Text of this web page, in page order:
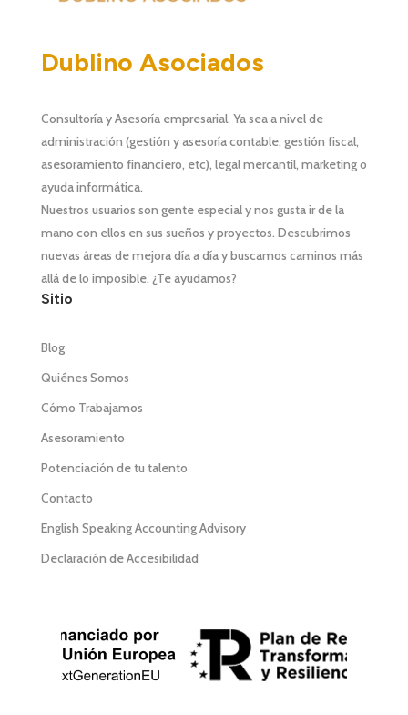
Dublino Asociados
Consultoría y Asesoría empresarial. Ya sea a nivel de
administración (gestión y asesoría contable, gestión fiscal,
asesoramiento financiero, etc), legal mercantil, marketing o
ayuda informática.
Nuestros usuarios son gente especial y nos gusta ir de la
mano con ellos en sus sueños y proyectos. Descubrimos
nuevas áreas de mejora día a día y buscamos caminos más
allá de lo imposible. ¿Te ayudamos?
Sitio
Blog
Quiénes Somos
Cómo Trabajamos
Asesoramiento
Potenciación de tu talento
Contacto
English Speaking Accounting Advisory
Declaración de Accesibilidad